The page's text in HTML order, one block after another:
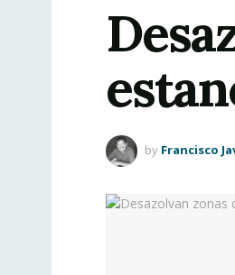
by Francisco